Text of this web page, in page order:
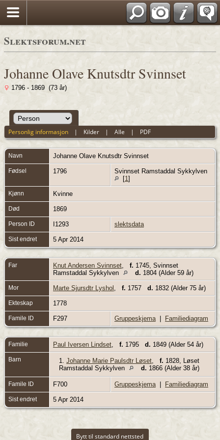
Slektsforum.net
Johanne Olave Knutsdtr Svinnset
1796 - 1869 (73 år)
Personlig informasjon | Kilder |Alle | PDF
Navn Johanne Olave Knutsdtr Svinnset
Fødsel 1796
Svinnset Ramstaddal Sykkylven
[1]
Kjønn Kvinne
Død 1869
Person ID I1293 slektsdata
Sist endret 5 Apr 2014
Far Knut Andersen Svinnset f. 1745, Svinnset
Ramstaddal Sykkylven
d. 1804 (Alder 59 år)
Mor Marte Sjursdtr Lyshol f. 1757 d. 1832 (Alder 75 år)
Ekteskap 1778
Famile ID F297 Gruppeskjema | Familiediagram
Familie Paul Iversen Lindset f. 1795 d. 1849 (Alder 54 år)
Barn 1. Johanne Marie Paulsdtr Løset f. 1828, Løset
Ramstaddal Sykkylven
d. 1866 (Alder 38 år)
Famile ID F700 Gruppeskjema | Familiediagram
Sist endret 5 Apr 2014
Bytt til standard nettsted